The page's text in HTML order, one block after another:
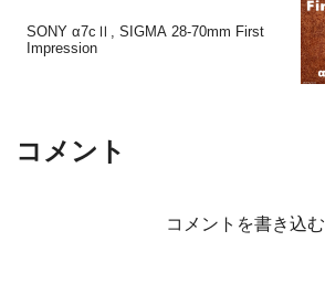
SONY α7cⅡ, SIGMA 28-70mm First
Impression
コメント
コメントを書き込む